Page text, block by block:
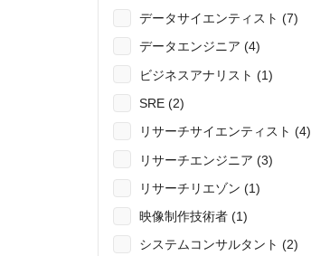
データサイエンティスト (7)
データエンジニア (4)
ビジネスアナリスト (1)
SRE (2)
リサーチサイエンティスト (4)
リサーチエンジニア (3)
リサーチリエゾン (1)
映像制作技術者 (1)
システムコンサルタント (2)